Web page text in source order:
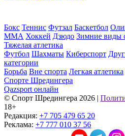
Бокс Теннис Футзал Баскетбол
ММА Хоккей Дзюдо Зимние виды
Тяжелая атлетика
Футбол Шахматы Киберспорт
категории
Борьба Вне спорта Легкая атлетика
Спорте Шредингера
Qazsport онлайн
© Cпорт Шредингера 2026
18+
Редакция: +7 705 479 65 20
Реклама: +7 777 010 37 56